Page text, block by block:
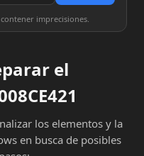
imprecisiones.
el
los elementos y la
en busca de posibles